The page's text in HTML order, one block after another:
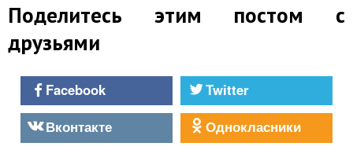
Поделитесь этим постом с
друзьями
Facebook
Twitter
Вконтакте
Однокласники